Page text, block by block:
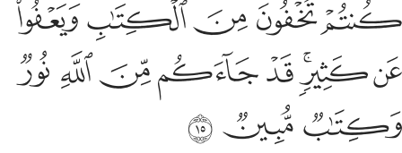
ﱥﱦﱧﱨﱩ
ﱪﱫﱬﱭﱮﱯﱰ ﱱ
ﱲﱳ ﱴ